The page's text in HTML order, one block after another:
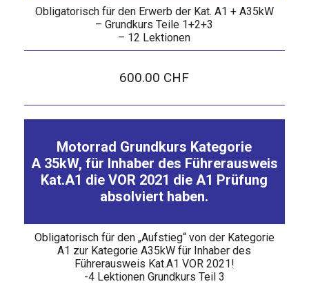
Obligatorisch für den Erwerb der Kat. A1 + A35kW
– Grundkurs Teile 1+2+3
– 12 Lektionen
600.00 CHF
Motorrad Grundkurs Kategorie
A 35kW, für Inhaber des Führerausweis
Kat.A1 die VOR 2021 die A1 Prüfung
absolviert haben.
Obligatorisch für den „Aufstieg“ von der Kategorie
A1 zur Kategorie A35kW für Inhaber des
Führerausweis Kat.A1 VOR 2021!
-4 Lektionen Grundkurs Teil 3